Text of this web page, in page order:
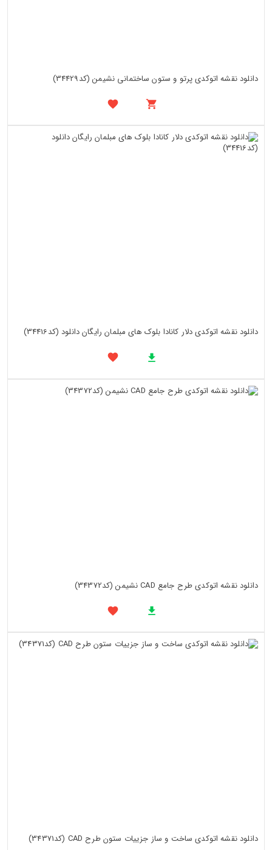
دانلود نقشه اتوکدی پرتو و ستون ساختمانی نشیمن (کد34429)
دانلود نقشه اتوکدی دلار کانادا بلوک های مبلمان رایگان دانلود (کد34416)
دانلود نقشه اتوکدی طرح جامع CAD نشیمن (کد34372)
دانلود نقشه اتوکدی ساخت و ساز جزییات ستون طرح CAD (کد34371)